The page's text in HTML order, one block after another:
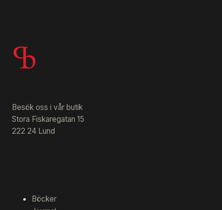
Besök oss i vår butik
Stora Fiskaregatan 15
222 24 Lund
Böcker